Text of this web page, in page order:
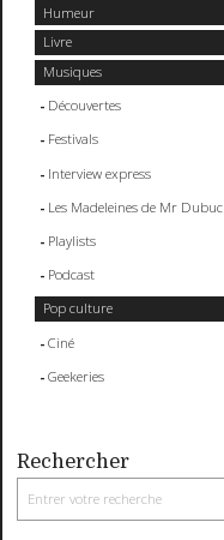
Humeur
Livre
Musiques
Découvertes
Festivals
Interview express
Les Madeleines de Mr Dubuc
Playlists
Podcast
Pop culture
Ciné
Geekeries
Rechercher